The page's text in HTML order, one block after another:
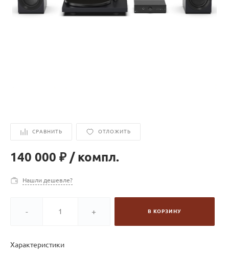
СРАВНИТЬ ОТЛОЖИТЬ
140 000 ₽ / компл.
Нашли дешевле?
- + В КОРЗИНУ
Характеристики